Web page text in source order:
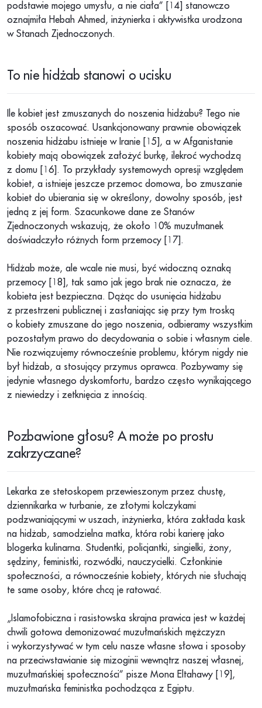
podstawie mojego umysłu, a nie ciała” [14] stanowczo
oznajmiła Hebah Ahmed, inżynierka i aktywistka urodzona
w Stanach Zjednoczonych.
To nie hidżab stanowi o ucisku
Ile kobiet jest zmuszanych do noszenia hidżabu? Tego nie
sposób oszacować. Usankcjonowany prawnie obowiązek
noszenia hidżabu istnieje w Iranie [15], a w Afganistanie
kobiety mają obowiązek założyć burkę, ilekroć wychodzą
z domu [16]. To przykłady systemowych opresji względem
kobiet, a istnieje jeszcze przemoc domowa, bo zmuszanie
kobiet do ubierania się w określony, dowolny sposób, jest
jedną z jej form. Szacunkowe dane ze Stanów
Zjednoczonych wskazują, że około 10% muzułmanek
doświadczyło różnych form przemocy [17].
Hidżab może, ale wcale nie musi, być widoczną oznaką
przemocy [18], tak samo jak jego brak nie oznacza, że
kobieta jest bezpieczna. Dążąc do usunięcia hidżabu
z przestrzeni publicznej i zasłaniając się przy tym troską
o kobiety zmuszane do jego noszenia, odbieramy wszystkim
pozostałym prawo do decydowania o sobie i własnym ciele.
Nie rozwiązujemy równocześnie problemu, którym nigdy nie
był hidżab, a stosujący przymus oprawca. Pozbywamy się
jedynie własnego dyskomfortu, bardzo często wynikającego
z niewiedzy i zetknięcia z innością.
Pozbawione głosu? A może po prostu
zakrzyczane?
Lekarka ze stetoskopem przewieszonym przez chustę,
dziennikarka w turbanie, ze złotymi kolczykami
podzwaniającymi w uszach, inżynierka, która zakłada kask
na hidżab, samodzielna matka, która robi karierę jako
blogerka kulinarna. Studentki, policjantki, singielki, żony,
sędziny, feministki, rozwódki, nauczycielki. Członkinie
społeczności, a równocześnie kobiety, których nie słuchają
te same osoby, które chcą je ratować.
„Islamofobiczna i rasistowska skrajna prawica jest w każdej
chwili gotowa demonizować muzułmańskich mężczyzn
i wykorzystywać w tym celu nasze własne słowa i sposoby
na przeciwstawianie się mizoginii wewnątrz naszej własnej,
muzułmańskiej społeczności” pisze Mona Eltahawy [19],
muzułmańska feministka pochodząca z Egiptu.